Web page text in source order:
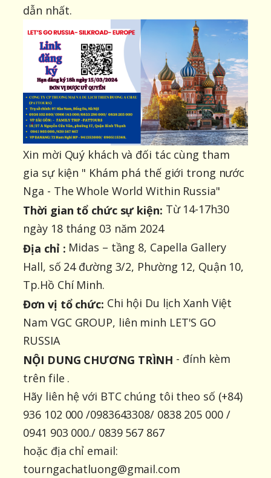
dẫn nhất.
Xin mời Quý khách và đối tác cùng tham
gia sự kiện " Khám phá thế giới trong nước
Nga - The Whole World Within Russia"
Thời gian tổ chức sự kiện: Từ 14-17h30
ngày 18 tháng 03 năm 2024
Địa chỉ : Midas – tầng 8, Capella Gallery
Hall, số 24 đường 3/2, Phường 12, Quận 10,
Tp.Hồ Chí Minh.
Đơn vị tổ chức: Chi hội Du lịch Xanh Việt
Nam VGC GROUP, liên minh LET'S GO
RUSSIA
NỘI DUNG CHƯƠNG TRÌNH - đính kèm
trên file .
Hãy liên hệ với BTC chúng tôi theo số (+84)
936 102 000 /0983643308/ 0838 205 000 /
0941 903 000./ 0839 567 867
hoặc địa chỉ email:
tourngachatluong@gmail.com